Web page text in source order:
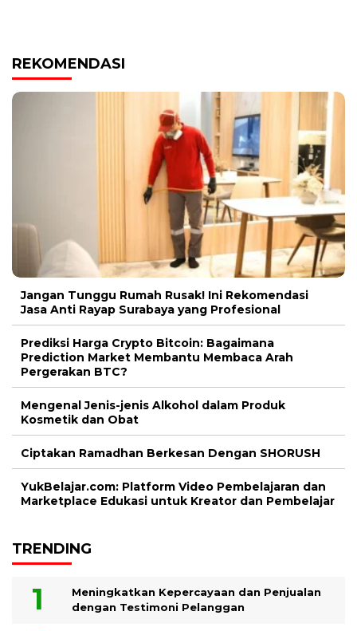
REKOMENDASI
Jangan Tunggu Rumah Rusak! Ini Rekomendasi
Jasa Anti Rayap Surabaya yang Profesional
Prediksi Harga Crypto Bitcoin: Bagaimana
Prediction Market Membantu Membaca Arah
Pergerakan BTC?
Mengenal Jenis-jenis Alkohol dalam Produk
Kosmetik dan Obat
Ciptakan Ramadhan Berkesan Dengan SHORUSH
YukBelajar.com: Platform Video Pembelajaran dan
Marketplace Edukasi untuk Kreator dan Pembelajar
TRENDING
Meningkatkan Kepercayaan dan Penjualan
dengan Testimoni Pelanggan